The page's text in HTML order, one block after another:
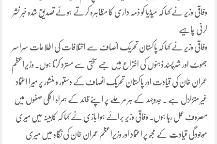
وفاقی وزیر نے کہا کہ میڈیا کو ذمہ داری کا مظاہرہ کرتے ہوئے تصدیق شدہ خبر نشر
کرنی چاہیے
وفاقی وزیر نے کہا کہ پاکستان تحریک انصاف سے اختلافات کی اطلاعات سراسر
جھوٹ اور شرپسند ذہنوں کی اختراع ہیں جسے سختی سے مسترد کرتا ہوں. وزیراعظم
عمران خان کی قیادت اور پاکستان تحریک انصاف کے دستور و منشور پر میرا اعتماد
غیر متزلزل ہے . جدوجہد کے ہر مرحلے پر اپنے قائد کے ہمراہ اگلی صفوں میں
مصروفِ عمل رہا ہوں. وفاقی وزیر برائے ہوا بازی نے کہا کہ کابینہ میں میری
موجودگی قیادت کے مجھ پر اعتماد اور وزیراعظم عمران خان کی نگاہ میں میری